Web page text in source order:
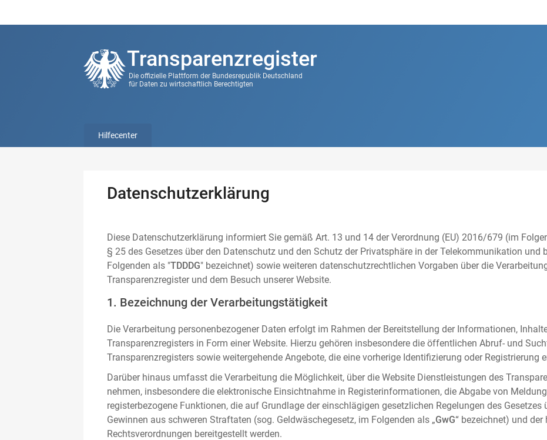
Transparenzregister
Die offizielle Plattform der Bundesrepublik Deutschland
für Daten zu wirtschaftlich Berechtigten
Hilfecenter
Datenschutzerklärung
Diese Datenschutzerklärung informiert Sie gemäß Art. 13 und 14 der Verordnung (EU) 2016/679 (im
§ 25 des Gesetzes über den Datenschutz und den Schutz der Privatsphäre in der Telekommunikation und
Folgenden als "TDDDG" bezeichnet) sowie weiteren datenschutzrechtlichen Vorgaben über die
Transparenzregister und dem Besuch unserer Website.
1. Bezeichnung der Verarbeitungstätigkeit
Die Verarbeitung personenbezogener Daten erfolgt im Rahmen der Bereitstellung der Informationen,
Transparenzregisters in Form einer Website. Hierzu gehören insbesondere die öffentlichen Abruf- und
Transparenzregisters sowie weitergehende Angebote, die eine vorherige Identifizierung oder Registrierung
Darüber hinaus umfasst die Verarbeitung die Möglichkeit, über die Website Dienstleistungen des
nehmen, insbesondere die elektronische Einsichtnahme in Registerinformationen, die Abgabe von
registerbezogene Funktionen, die auf Grundlage der einschlägigen gesetzlichen Regelungen des Gesetzes
Gewinnen aus schweren Straftaten (sog. Geldwäschegesetz, im Folgenden als „GwG“ bezeichnet) und der
Rechtsverordnungen bereitgestellt werden.